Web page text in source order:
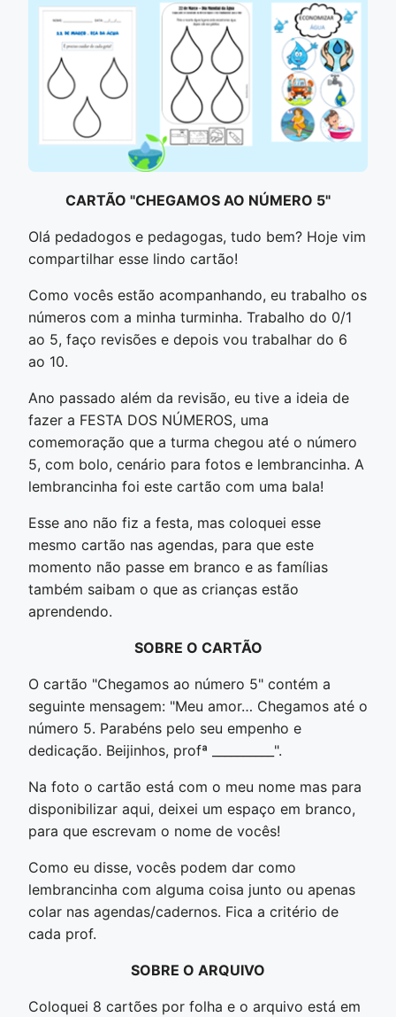
CARTÃO "CHEGAMOS AO NÚMERO 5"
Olá pedadogos e pedagogas, tudo bem? Hoje vim
compartilhar esse lindo cartão!
Como vocês estão acompanhando, eu trabalho os
números com a minha turminha. Trabalho do 0/1
ao 5, faço revisões e depois vou trabalhar do 6
ao 10.
Ano passado além da revisão, eu tive a ideia de
fazer a FESTA DOS NÚMEROS, uma
comemoração que a turma chegou até o número
5, com bolo, cenário para fotos e lembrancinha. A
lembrancinha foi este cartão com uma bala!
Esse ano não fiz a festa, mas coloquei esse
mesmo cartão nas agendas, para que este
momento não passe em branco e as famílias
também saibam o que as crianças estão
aprendendo.
SOBRE O CARTÃO
O cartão "Chegamos ao número 5" contém a
seguinte mensagem: "Meu amor… Chegamos até o
número 5. Parabéns pelo seu empenho e
dedicação. Beijinhos, profª __________".
Na foto o cartão está com o meu nome mas para
disponibilizar aqui, deixei um espaço em branco,
para que escrevam o nome de vocês!
Como eu disse, vocês podem dar como
lembrancinha com alguma coisa junto ou apenas
colar nas agendas/cadernos. Fica a critério de
cada prof.
SOBRE O ARQUIVO
Coloquei 8 cartões por folha e o arquivo está em